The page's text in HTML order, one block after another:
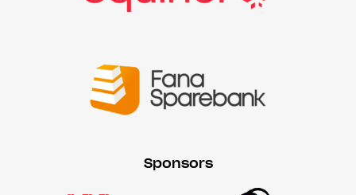
Sponsors